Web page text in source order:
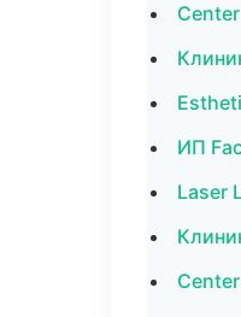
ИП
Laser